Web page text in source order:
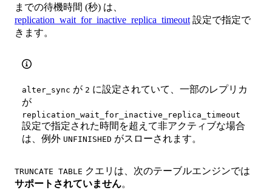
までの待機時間 (秒) は、
replication_wait_for_inactive_replica_timeout 設定で指定で
きます。
alter_sync が 2 に設定されていて、一部のレプリカ
が
replication_wait_for_inactive_replica_timeout
設定で指定された時間を超えて非アクティブな場合
は、例外 UNFINISHED がスローされます。
TRUNCATE TABLE クエリは、次のテーブルエンジンでは
サポートされていません。